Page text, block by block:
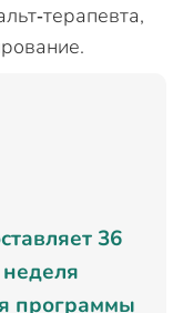
36
программы